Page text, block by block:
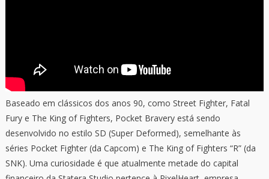
Baseado em clássicos dos anos 90, como Street Fighter, Fatal
Fury e The King of Fighters, Pocket Bravery está sendo
desenvolvido no estilo SD (Super Deformed), semelhante às
séries Pocket Fighter (da Capcom) e The King of Fighters “R” (da
SNK). Uma curiosidade é que atualmente metade do capital